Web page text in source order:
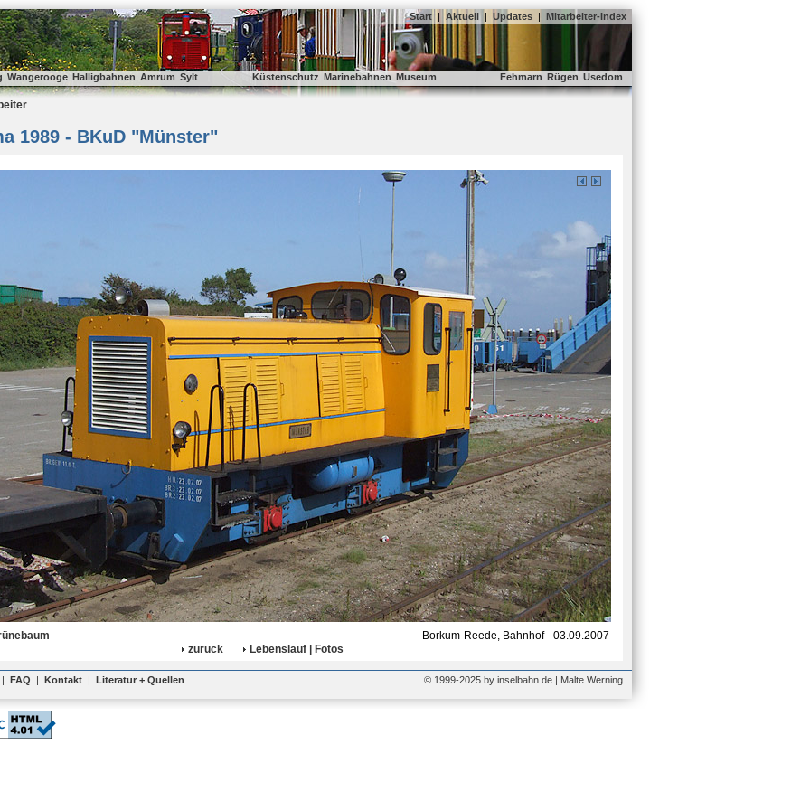
Start | Aktuell | Updates | Mitarbeiter-Index
Wangerooge Halligbahnen Amrum Sylt Küstenschutz Marinebahnen Museum Fehmarn Rügen Usedom
1989 - BKuD "Münster"
Borkum-Reede, Bahnhof - 03.09.2007
zurück
Lebenslauf | Fotos
| FAQ | Kontakt | Literatur + Quellen © 1999-2025 by inselbahn.de | Malte Werning